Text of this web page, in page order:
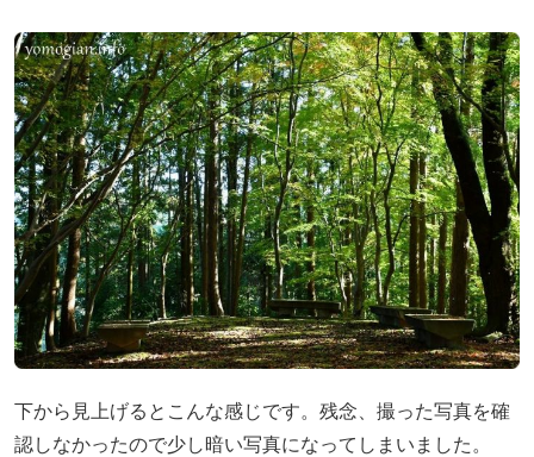
下から見上げるとこんな感じです。残念、撮った写真を確
認しなかったので少し暗い写真になってしまいました。